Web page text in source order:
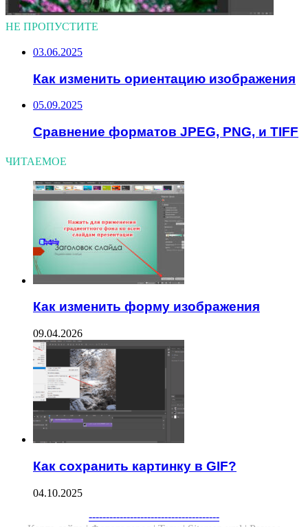
НЕ ПРОПУСТИТЕ
03.06.2025
Как изменить ориентацию изображения
05.09.2025
Сравнение форматов JPEG, PNG, и TIFF
ЧИТАЕМОЕ
Как изменить форму изображения
09.04.2026
Как сохранить картинку в GIF?
04.10.2025
--------------------------------------